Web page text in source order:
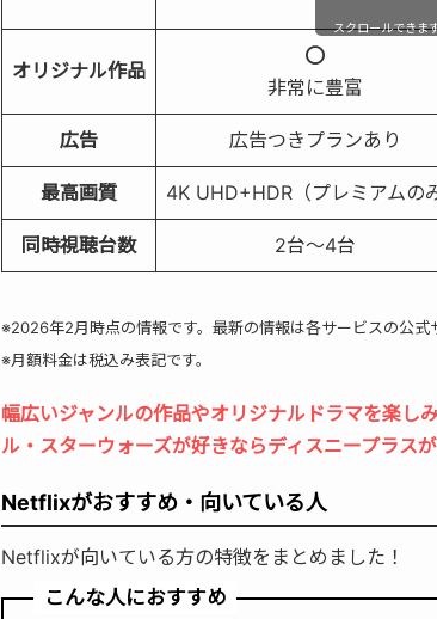
オリジナル作品
⭕️
非常に豊富
広告 広告つきプランあり
最高画質 4K UHD+HDR（プレミアムのみ
同時視聴台数 2台〜4台
スクロールできま
※2026年2月時点の情報です。最新の情報は各サービスの公式
※月額料金は税込み表記です。
幅広いジャンルの作品やオリジナルドラマを楽
ル・スターウォーズが好きならディスニープラス
Netflixがおすすめ・向いている人
Netflixが向いている方の特徴をまとめました！
こんな人におすすめ